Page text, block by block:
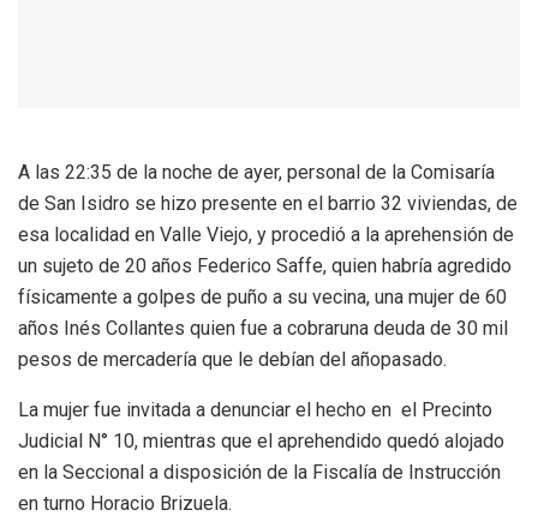
A las 22:35 de la noche de ayer, personal de la Comisaría
de San Isidro se hizo presente en el barrio 32 viviendas, de
esa localidad en Valle Viejo, y procedió a la aprehensión de
un sujeto de 20 años Federico Saffe, quien habría agredido
físicamente a golpes de puño a su vecina, una mujer de 60
años Inés Collantes quien fue a cobraruna deuda de 30 mil
pesos de mercadería que le debían del añopasado.
La mujer fue invitada a denunciar el hecho en el Precinto
Judicial N° 10, mientras que el aprehendido quedó alojado
en la Seccional a disposición de la Fiscalía de Instrucción
en turno Horacio Brizuela.